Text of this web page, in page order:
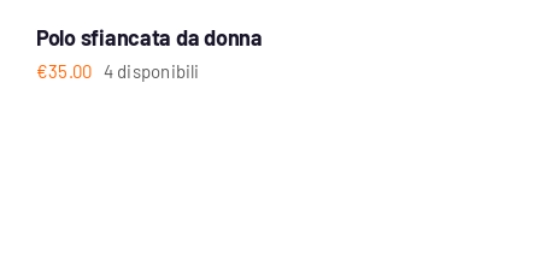
Polo sfiancata da donna
€35.00 4 disponibili